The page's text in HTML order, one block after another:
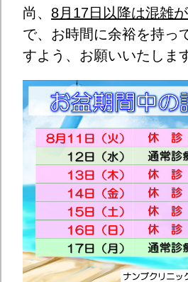
尚、 8月17日以降は混雑
で、お時間に余裕を持っ
すよう、お願いいたしま